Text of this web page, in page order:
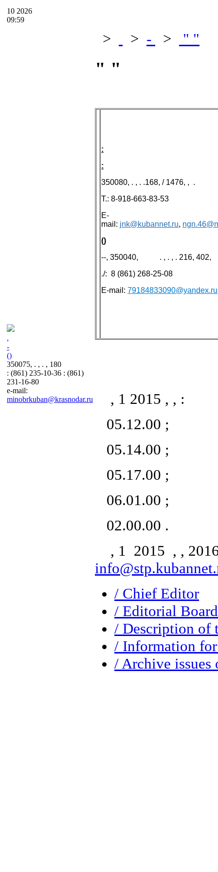
10 2026
09:59
,
-
()
350075, . , . , 180
: (861) 235-10-36 : (861)
231-16-80
e-mail:
minobrkuban@krasnodar.ru
> > - > " "
" "
:
:
350080, . , . .168, / 1476, , .
T.: 8-918-663-83-53
E-
mail: jnk@kubannet.ru,
()
--, 350040, . , . , . 216, 402,
./: 8 (861) 268-25-08
E-mail: 79184833090@yandex.ru
, 1 2015 , , :
05.12.00 ;
05.14.00 ;
05.17.00 ;
06.01.00 ;
02.00.00 .
, 1 2015 , , 2016
/ Chief Editor
/ Editorial Board
/ Description of
/ Information
/ Archive